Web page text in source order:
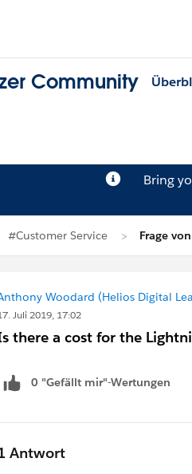
Community
Bring
#Customer Service Frage
Woodard (Helios Digital
Juli 2019, 17:02
there a cost for the
0 "Gefällt mir"-Wertungen
Antwort